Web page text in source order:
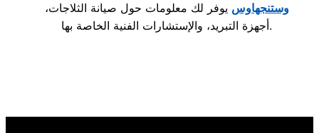
وستنجهاوس يوفر لك معلومات حول صيانة الثلاجات،
أجهزة التبريد، والإستشارات الفنية الخاصة بها.